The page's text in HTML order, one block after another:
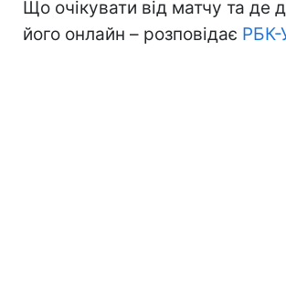
Що очікувати від матчу та де
його онлайн – розповідає РБК-